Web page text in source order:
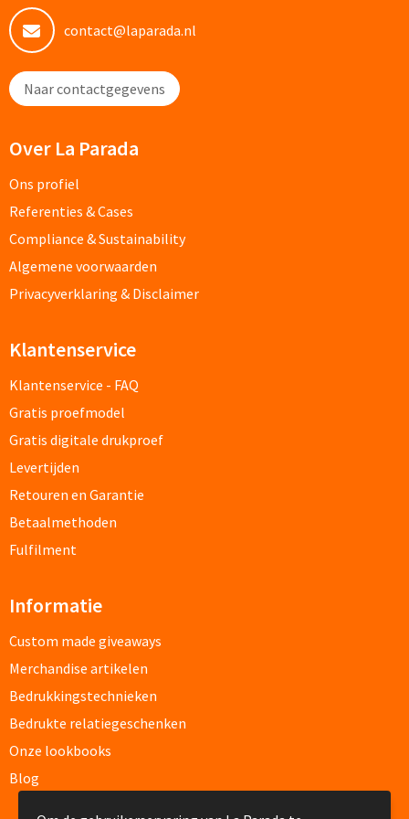
Custom made schrijfblokken
Custom made memoblaadjes
Kantoor artikelen
Agenda's bedrukken
Bureau onderleggers bedrukken
Bureaulampen bedrukken
Linialen bedrukken
Muismatten bedrukken
Pen etui's bedrukken
Pennenhouders bedrukken
Paraplu's & Poncho's
Paraplu's
Handmatige paraplu's bedrukken
Stormparaplu's bedrukken
contact@laparada.nl
Naar contactgegevens
Over La Parada
Ons profiel
Referenties & Cases
Compliance & Sustainability
Algemene voorwaarden
Privacyverklaring & Disclaimer
Klantenservice
Klantenservice - FAQ
Gratis proefmodel
Gratis digitale drukproef
Levertijden
Retouren en Garantie
Betaalmethoden
Fulfilment
Informatie
Custom made giveaways
Merchandise artikelen
Bedrukkingstechnieken
Bedrukte relatiegeschenken
Onze lookbooks
Blog